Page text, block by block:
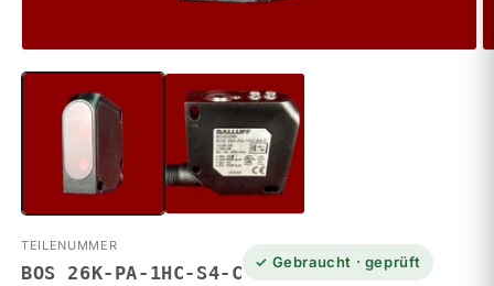
1
TEILENUMMER
BOS 26K-PA-1HC-S4-C ✓ Gebraucht · geprüft